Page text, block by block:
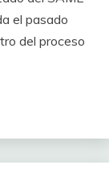
el pasado
del proceso